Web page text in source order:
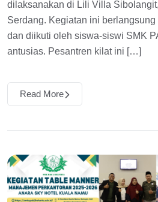
dilaksanakan di Lili Villa
Serdang. Kegiatan ini
dan diikuti oleh siswa-siswi SMK
antusias. Pesantren kilat ini […]
Read More